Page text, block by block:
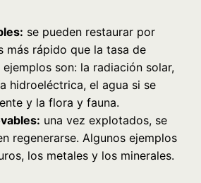
se pueden restaurar por
más rápido que la tasa de
son: la radiación solar,
hidroeléctrica, el agua si se
y la flora y fauna.
una vez explotados, se
regenerarse. Algunos ejemplos
los metales y los minerales.